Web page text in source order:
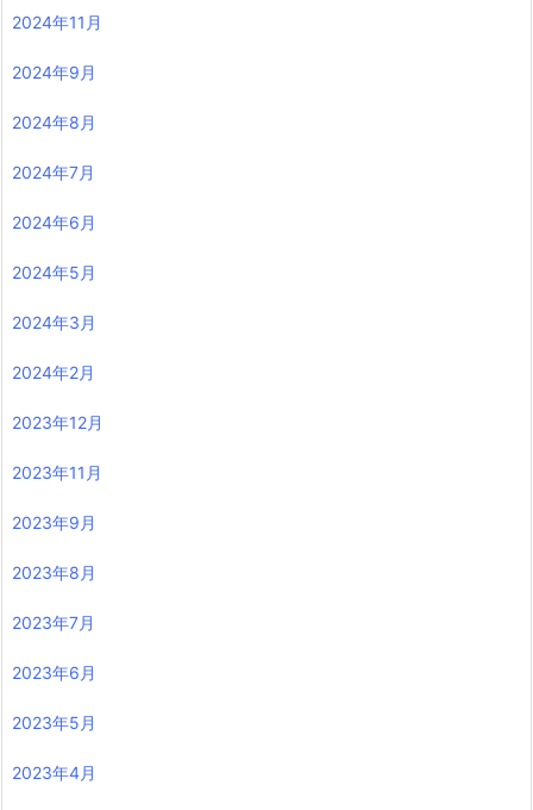
2024年11月
2024年9月
2024年8月
2024年7月
2024年6月
2024年5月
2024年3月
2024年2月
2023年12月
2023年11月
2023年9月
2023年8月
2023年7月
2023年6月
2023年5月
2023年4月